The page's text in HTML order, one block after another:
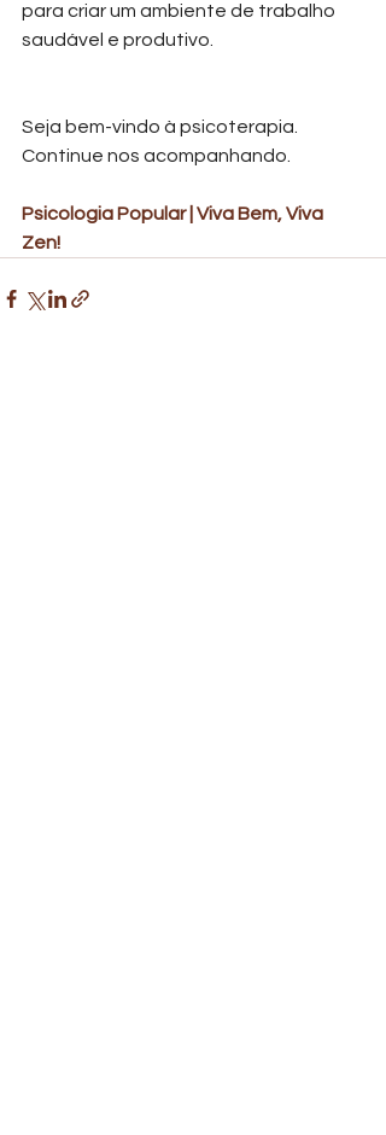
para criar um ambiente de trabalho
saudável e produtivo.
Seja bem-vindo à psicoterapia.
Continue nos acompanhando.
Psicologia Popular | Viva Bem, Viva
Zen!